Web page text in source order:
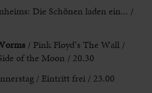
Die Schönen laden ein... /
/ Pink Floyd’s The Wall /
of the Moon / 20.30
/ Eintritt frei / 23.00